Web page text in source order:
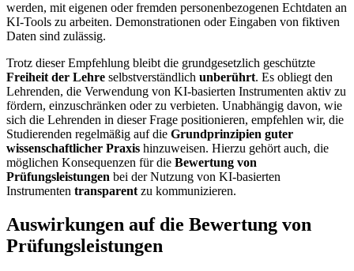
werden, mit eigenen oder fremden personenbezogenen Echtdaten an
KI-Tools zu arbeiten. Demonstrationen oder Eingaben von fiktiven
Daten sind zulässig.
Trotz dieser Empfehlung bleibt die grundgesetzlich geschützte
Freiheit der Lehre selbstverständlich unberührt. Es obliegt den
Lehrenden, die Verwendung von KI-basierten Instrumenten aktiv zu
fördern, einzuschränken oder zu verbieten. Unabhängig davon, wie
sich die Lehrenden in dieser Frage positionieren, empfehlen wir, die
Studierenden regelmäßig auf die Grundprinzipien guter
wissenschaftlicher Praxis hinzuweisen. Hierzu gehört auch, die
möglichen Konsequenzen für die Bewertung von
Prüfungsleistungen bei der Nutzung von KI-basierten
Instrumenten transparent zu kommunizieren.
Auswirkungen auf die Bewertung von
Prüfungsleistungen